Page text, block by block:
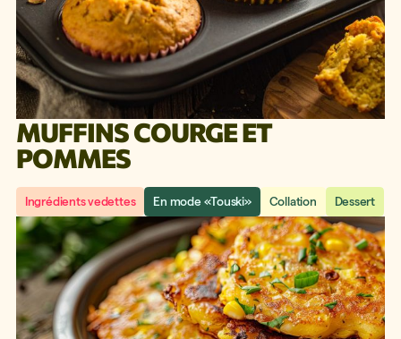
MUFFINS COURGE ET
POMMES
Ingrédients vedettes En mode «Touski» Collation Dessert